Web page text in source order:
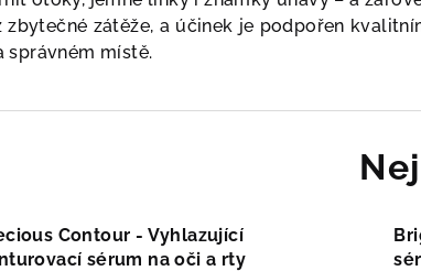
zbytečné zátěže, a účinek je podpořen
správném místě.
Contour - Vyhlazující
sérum na oči a rty